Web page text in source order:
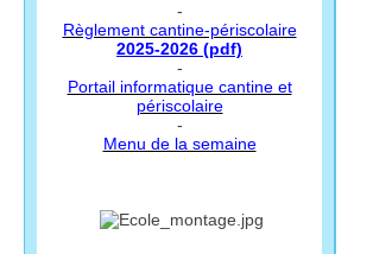
-
Règlement cantine-périscolaire
2025-2026 (pdf)
-
Portail informatique cantine et
périscolaire
-
Menu de la semaine